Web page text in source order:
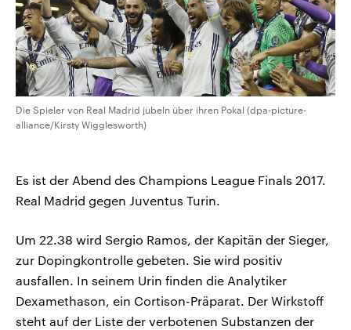
Die Spieler von Real Madrid jubeln über ihren Pokal (dpa-picture-
alliance/Kirsty Wigglesworth)
Es ist der Abend des Champions League Finals 2017.
Real Madrid gegen Juventus Turin.
Um 22.38 wird Sergio Ramos, der Kapitän der Sieger,
zur Dopingkontrolle gebeten. Sie wird positiv
ausfallen. In seinem Urin finden die Analytiker
Dexamethason, ein Cortison-Präparat. Der Wirkstoff
steht auf der Liste der verbotenen Substanzen der